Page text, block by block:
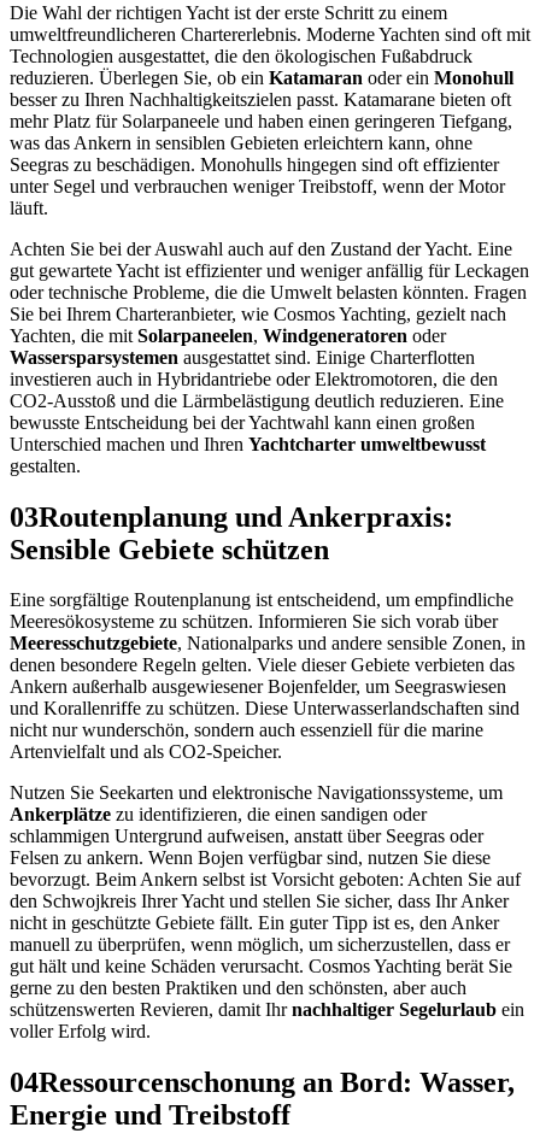
Die Wahl der richtigen Yacht ist der erste Schritt zu einem
umweltfreundlicheren Chartererlebnis. Moderne Yachten sind oft mit
Technologien ausgestattet, die den ökologischen Fußabdruck
reduzieren. Überlegen Sie, ob ein Katamaran oder ein Monohull
besser zu Ihren Nachhaltigkeitszielen passt. Katamarane bieten oft
mehr Platz für Solarpaneele und haben einen geringeren Tiefgang,
was das Ankern in sensiblen Gebieten erleichtern kann, ohne
Seegras zu beschädigen. Monohulls hingegen sind oft effizienter
unter Segel und verbrauchen weniger Treibstoff, wenn der Motor
läuft.
Achten Sie bei der Auswahl auch auf den Zustand der Yacht. Eine
gut gewartete Yacht ist effizienter und weniger anfällig für Leckagen
oder technische Probleme, die die Umwelt belasten könnten. Fragen
Sie bei Ihrem Charteranbieter, wie Cosmos Yachting, gezielt nach
Yachten, die mit Solarpaneelen, Windgeneratoren oder
Wassersparsystemen ausgestattet sind. Einige Charterflotten
investieren auch in Hybridantriebe oder Elektromotoren, die den
CO2-Ausstoß und die Lärmbelästigung deutlich reduzieren. Eine
bewusste Entscheidung bei der Yachtwahl kann einen großen
Unterschied machen und Ihren Yachtcharter umweltbewusst
gestalten.
03Routenplanung und Ankerpraxis:
Sensible Gebiete schützen
Eine sorgfältige Routenplanung ist entscheidend, um empfindliche
Meeresökosysteme zu schützen. Informieren Sie sich vorab über
Meeresschutzgebiete, Nationalparks und andere sensible Zonen, in
denen besondere Regeln gelten. Viele dieser Gebiete verbieten das
Ankern außerhalb ausgewiesener Bojenfelder, um Seegraswiesen
und Korallenriffe zu schützen. Diese Unterwasserlandschaften sind
nicht nur wunderschön, sondern auch essenziell für die marine
Artenvielfalt und als CO2-Speicher.
Nutzen Sie Seekarten und elektronische Navigationssysteme, um
Ankerplätze zu identifizieren, die einen sandigen oder
schlammigen Untergrund aufweisen, anstatt über Seegras oder
Felsen zu ankern. Wenn Bojen verfügbar sind, nutzen Sie diese
bevorzugt. Beim Ankern selbst ist Vorsicht geboten: Achten Sie auf
den Schwojkreis Ihrer Yacht und stellen Sie sicher, dass Ihr Anker
nicht in geschützte Gebiete fällt. Ein guter Tipp ist es, den Anker
manuell zu überprüfen, wenn möglich, um sicherzustellen, dass er
gut hält und keine Schäden verursacht. Cosmos Yachting berät Sie
gerne zu den besten Praktiken und den schönsten, aber auch
schützenswerten Revieren, damit Ihrnachhaltiger Segelurlaub ein
voller Erfolg wird.
04Ressourcenschonung an Bord: Wasser,
Energie und Treibstoff